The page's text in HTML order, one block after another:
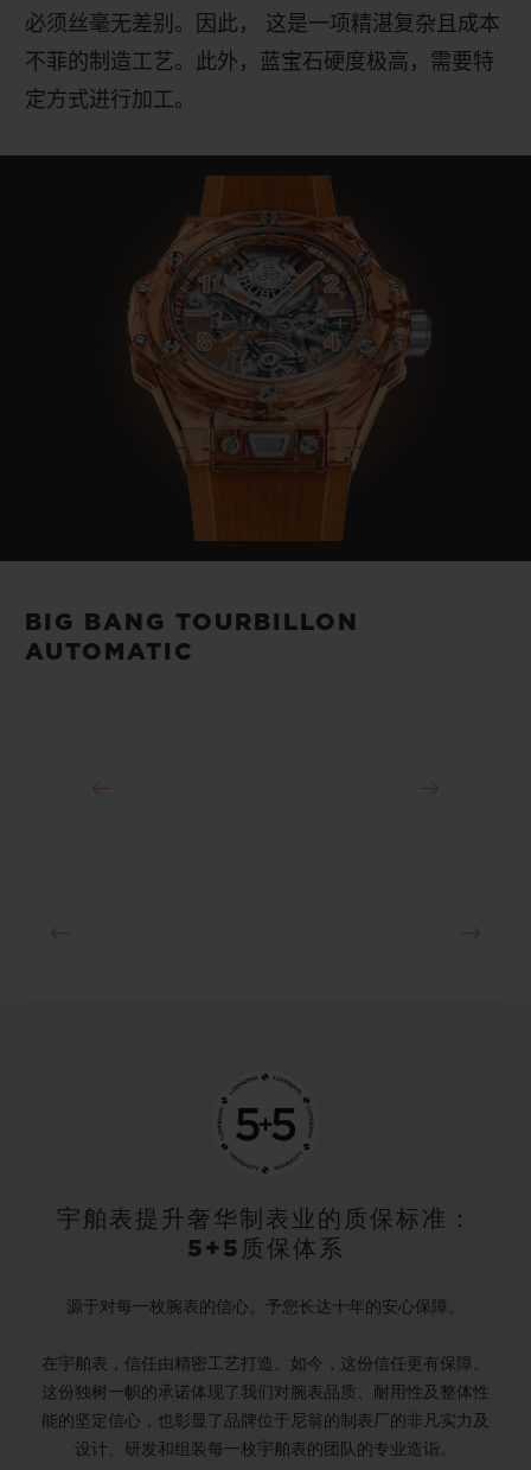
必须丝毫无差别。因此，
这是一项精湛复杂且成本
不菲的制造工艺。此外，蓝宝石硬度极高，需要特
定方式进行加工。
BIG BANG TOURBILLON
AUTOMATIC
宇舶表提升奢华制表业的质保标准：
5+5质保体系
源于对每一枚腕表的信心。予您长达十年的安心保障。
在宇舶表，信任由精密工艺打造。如今，这份信任更有保障。
这份独树一帜的承诺体现了我们对腕表品质、耐用性及整体性
能的坚定信心，也彰显了品牌位于尼翁的制表厂的非凡实力及
设计、研发和组装每一枚宇舶表的团队的专业造诣。